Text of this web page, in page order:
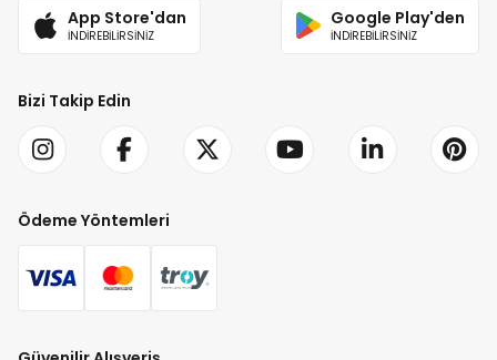
App Store'dan
İNDİREBİLİRSİNİZ
Google Play'den
İNDİREBİLİRSİNİZ
Bizi Takip Edin
Ödeme Yöntemleri